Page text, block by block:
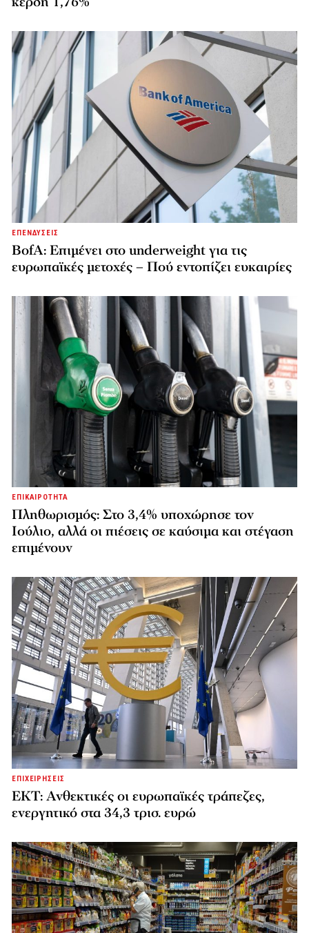
ΕΠΕΝΔΥΣΕΙΣ
BofA: Επιμένει στο underweight για τις
ευρωπαϊκές μετοχές – Πού εντοπίζει ευκαιρίες
ΕΠΙΚΑΙΡΟΤΗΤΑ
Πληθωρισμός: Στο 3,4% υποχώρησε τον
Ιούλιο, αλλά οι πιέσεις σε καύσιμα και στέγαση
επιμένουν
ΕΠΙΧΕΙΡΗΣΕΙΣ
ΕΚΤ: Ανθεκτικές οι ευρωπαϊκές τράπεζες,
ενεργητικό στα 34,3 τρισ. ευρώ